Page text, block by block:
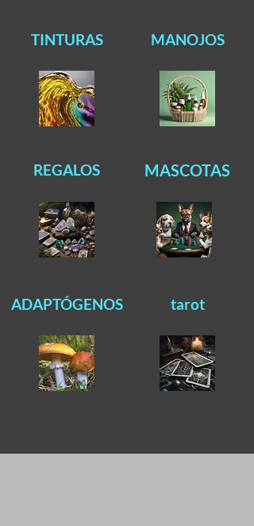
TINTURAS
REGALOS
ADAPTÓGENOS
MANOJOS
MASCOTAS
tarot